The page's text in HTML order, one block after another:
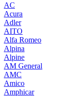
AC
Acura
Adler
AITO
Alfa Romeo
Alpina
Alpine
AM General
AMC
Amico
Amphicar